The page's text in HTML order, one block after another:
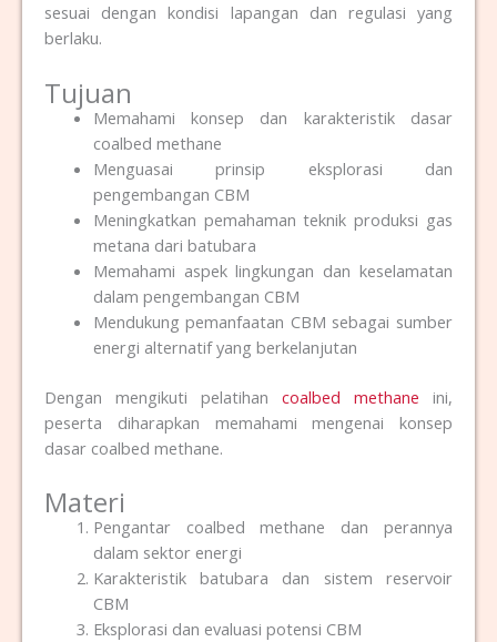
sesuai dengan kondisi lapangan dan regulasi yang
berlaku.
Tujuan
Memahami konsep dan karakteristik dasar
coalbed methane
Menguasai prinsip eksplorasi dan
pengembangan CBM
Meningkatkan pemahaman teknik produksi gas
metana dari batubara
Memahami aspek lingkungan dan keselamatan
dalam pengembangan CBM
Mendukung pemanfaatan CBM sebagai sumber
energi alternatif yang berkelanjutan
Dengan mengikuti pelatihan coalbed methane ini,
peserta diharapkan memahami mengenai konsep
dasar coalbed methane.
Materi
Pengantar coalbed methane dan perannya
dalam sektor energi
Karakteristik batubara dan sistem reservoir
CBM
Eksplorasi dan evaluasi potensi CBM